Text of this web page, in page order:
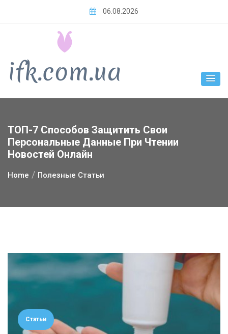
06.08.2026
ТОП-7 Способов Защитить Свои
Персональные Данные При Чтении
Новостей Онлайн
Home Полезные Статьи
Статьи